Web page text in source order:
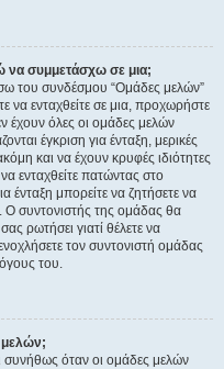
να συμμετάσχω σε μια;
του συνδέσμου “Ομάδες μελών”
να ενταχθείτε σε μια, προχωρήστε
έχουν όλες οι ομάδες μελών
έγκριση για ένταξη, μερικές
και να έχουν κρυφές ιδιότητες
ενταχθείτε πατώντας στο
ένταξη μπορείτε να ζητήσετε να
Ο συντονιστής της ομάδας θα
ρωτήσει γιατί θέλετε να
τον συντονιστή ομάδας
του.
μελών;
συνήθως όταν οι ομάδες μελών